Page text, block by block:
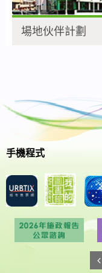
場地伙伴計劃
手機程式